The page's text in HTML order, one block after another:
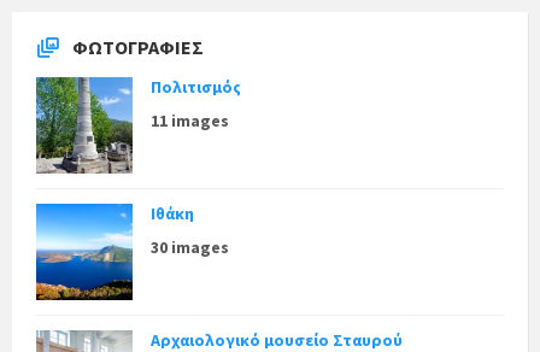
ΦΩΤΟΓΡΑΦΊΕΣ
Πολιτισμός
11 images
Ιθάκη
30 images
Αρχαιολογικό μουσείο Σταυρού